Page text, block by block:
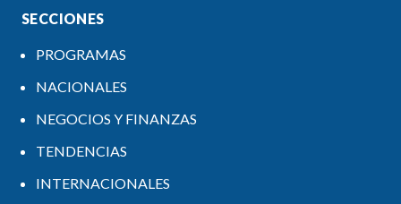
SECCIONES
PROGRAMAS
NACIONALES
NEGOCIOS Y FINANZAS
TENDENCIAS
INTERNACIONALES